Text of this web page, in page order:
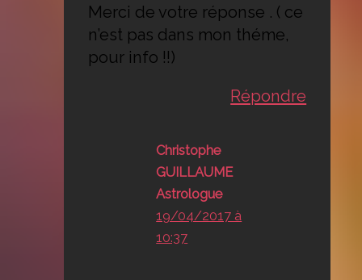
Merci de votre réponse . ( ce
n’est pas dans mon théme,
pour info !!)
Répondre
Christophe
GUILLAUME
Astrologue
19/04/2017 à
10:37